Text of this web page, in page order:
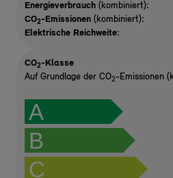
Energieverbrauch (kombiniert):
CO2-Emissionen (kombiniert):
Elektrische Reichweite:
CO2-Klasse
Auf Grundlage der CO2-Emissionen
A
B
C